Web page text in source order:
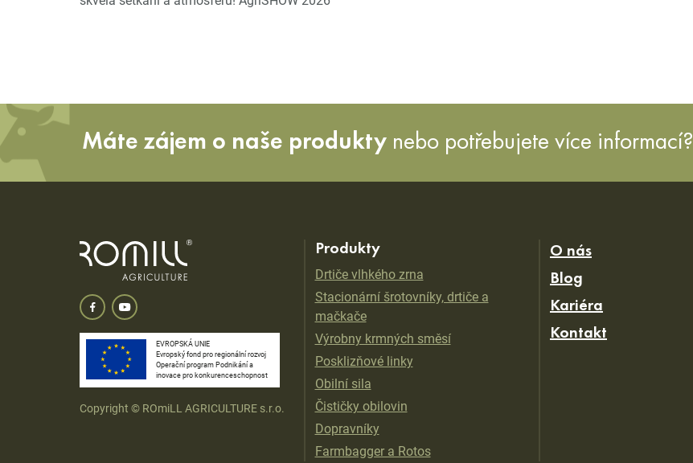
Máte zájem o naše produkty nebo potřebujete více informací?
EVROPSKÁ UNIE
Evropský fond pro regionální rozvoj
Operační program Podnikání a
inovace pro konkurenceschopnost
Copyright © ROmiLL AGRICULTURE s.r.o.
Produkty
Drtiče vlhkého zrna
Stacionární šrotovníky, drtiče a
mačkače
Výrobny krmných směsí
Posklizňové linky
Obilní sila
Čističky obilovin
Dopravníky
Farmbagger a Rotos
O nás
Blog
Kariéra
Kontakt